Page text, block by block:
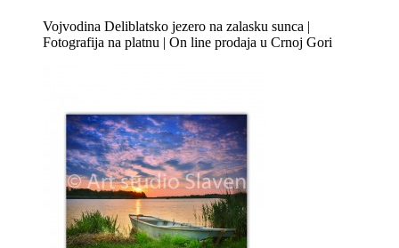
Vojvodina Deliblatsko jezero na zalasku sunca |
Fotografija na platnu | On line prodaja u Crnoj Gori